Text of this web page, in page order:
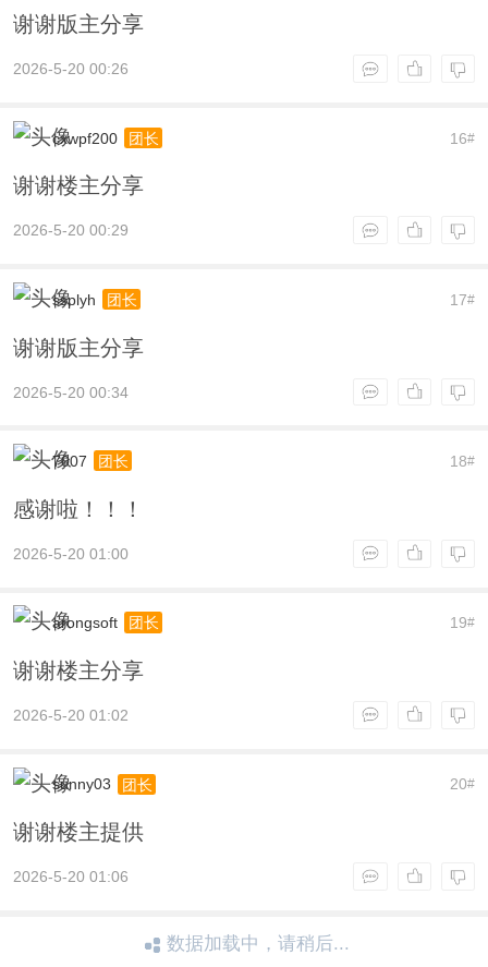
谢谢版主分享
2026-5-20 00:26
16#
cxwpf200 团长
谢谢楼主分享
2026-5-20 00:29
17#
ssplyh 团长
谢谢版主分享
2026-5-20 00:34
18#
7007 团长
感谢啦！！！
2026-5-20 01:00
19#
arongsoft 团长
谢谢楼主分享
2026-5-20 01:02
20#
sunny03 团长
谢谢楼主提供
2026-5-20 01:06
数据加载中，请稍后...